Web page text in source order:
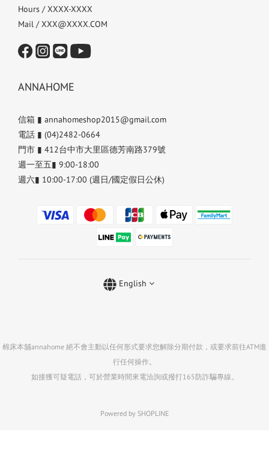
Hours / XXXX-XXXX
Mail / XXX@XXXX.COM
ANNAHOME
信箱 ▮ annahomeshop2015@gmail.com
電話 ▮ (04)2482-0664
門市 ▮ 412台中市大里區德芳南路379號
週一至五▮ 9:00-18:00
週六▮ 10:00-17:00 (週日/國定假日公休)
English
棉床本舖annahome 絕不會主動以任何形式要求您解除分期付款，或要求前往ATM進
行任何操作。
如接獲可疑電話，可於營業時間來電洽詢或撥打165防詐騙專線。
Powered by SHOPLINE